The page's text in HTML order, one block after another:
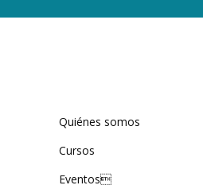
Quiénes somos
Cursos
Eventos